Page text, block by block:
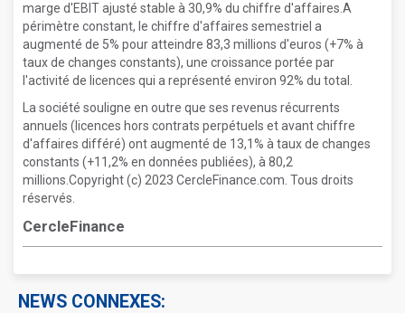
marge d'EBIT ajusté stable à 30,9% du chiffre d'affaires.A
périmètre constant, le chiffre d'affaires semestriel a
augmenté de 5% pour atteindre 83,3 millions d'euros (+7% à
taux de changes constants), une croissance portée par
l'activité de licences qui a représenté environ 92% du total.
La société souligne en outre que ses revenus récurrents
annuels (licences hors contrats perpétuels et avant chiffre
d'affaires différé) ont augmenté de 13,1% à taux de changes
constants (+11,2% en données publiées), à 80,2
millions.Copyright (c) 2023 CercleFinance.com. Tous droits
réservés.
CercleFinance
NEWS CONNEXES: